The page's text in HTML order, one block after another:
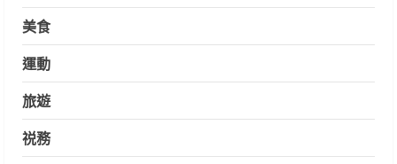
美食
運動
旅遊
祱務